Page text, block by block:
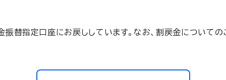
替指定口座にお戻ししています。なお、割戻金について